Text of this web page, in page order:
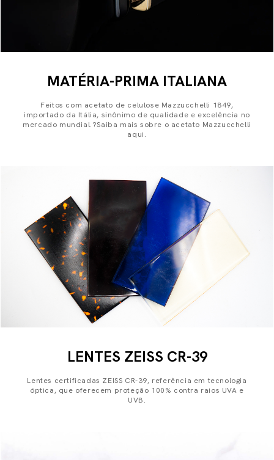
MATÉRIA-PRIMA ITALIANA
Feitos com acetato de celulose Mazzucchelli 1849,
importado da Itália, sinônimo de qualidade e excelência no
mercado mundial.?Saiba mais sobre o acetato Mazzucchelli
aqui.
LENTES ZEISS CR-39
Lentes certificadas ZEISS CR-39, referência em tecnologia
óptica, que oferecem proteção 100% contra raios UVA e
UVB.